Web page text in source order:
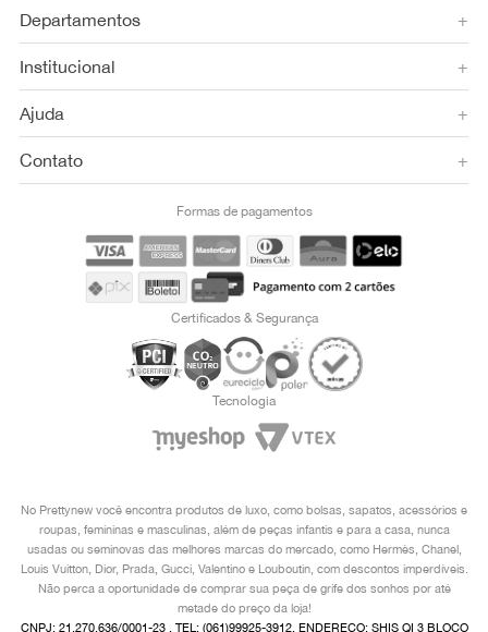
Departamentos +
Institucional +
Ajuda +
Contato +
Formas de pagamentos
Certificados & Segurança
Tecnologia
No Prettynew você encontra produtos de luxo, como bolsas, sapatos, acessórios e
roupas, femininas e masculinas, além de peças infantis e para a casa, nunca
usadas ou seminovas das melhores marcas do mercado, como Hermès, Chanel,
Louis Vuitton, Dior, Prada, Gucci, Valentino e Louboutin, com descontos imperdíveis.
Não perca a oportunidade de comprar sua peça de grife dos sonhos por até
metade do preço da loja!
CNPJ: 21.270.636/0001-23 , TEL: (061)99925-3912, ENDEREÇO: SHIS QI 3 BLOCO